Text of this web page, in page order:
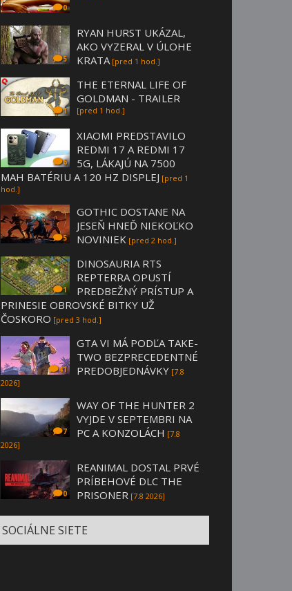
0
5
RYAN HURST UKÁZAL,
AKO VYZERAL V ÚLOHE
KRATA [pred 1 hod.]
1
THE ETERNAL LIFE OF
GOLDMAN - TRAILER
[pred 1 hod.]
6
XIAOMI PREDSTAVILO
REDMI 17 A REDMI 17
5G, LÁKAJÚ NA 7500
MAH BATÉRIU A 120 HZ DISPLEJ [pred 1
hod.]
5
GOTHIC DOSTANE NA
JESEŇ HNEĎ NIEKOĽKO
NOVINIEK [pred 2 hod.]
1
DINOSAURIA RTS
REPTERRA OPUSTÍ
PREDBEŽNÝ PRÍSTUP A
PRINESIE OBROVSKÉ BITKY UŽ
ČOSKORO [pred 3 hod.]
41
GTA VI MÁ PODĽA TAKE-
TWO BEZPRECEDENTNÉ
PREDOBJEDNÁVKY [7.8
2026]
7
WAY OF THE HUNTER 2
VYJDE V SEPTEMBRI NA
PC A KONZOLÁCH [7.8
2026]
0
REANIMAL DOSTAL PRVÉ
PRÍBEHOVÉ DLC THE
PRISONER [7.8 2026]
SOCIÁLNE SIETE